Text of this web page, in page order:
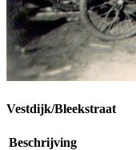
Vestdijk/Bleekstraat
Beschrijving